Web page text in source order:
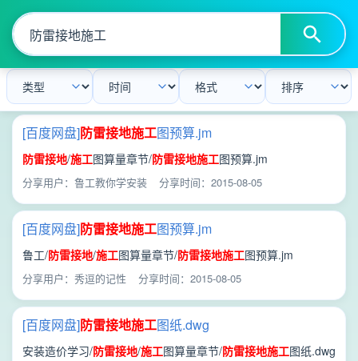
[百度网盘]防雷接地施工图预算.jm
防雷接地/施工图算量章节/防雷接地施工图预算.jm
分享用户：鲁工教你学安装 分享时间：2015-08-05
[百度网盘]防雷接地施工图预算.jm
鲁工/防雷接地/施工图算量章节/防雷接地施工图预算.jm
分享用户：秀逗的记性 分享时间：2015-08-05
[百度网盘]防雷接地施工图纸.dwg
安装造价学习/防雷接地/施工图算量章节/防雷接地施工图纸.dwg